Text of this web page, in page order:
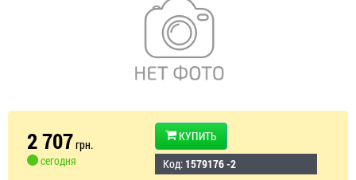
2 707грн.
сегодня
КУПИТЬ
Код: 1579176 -2